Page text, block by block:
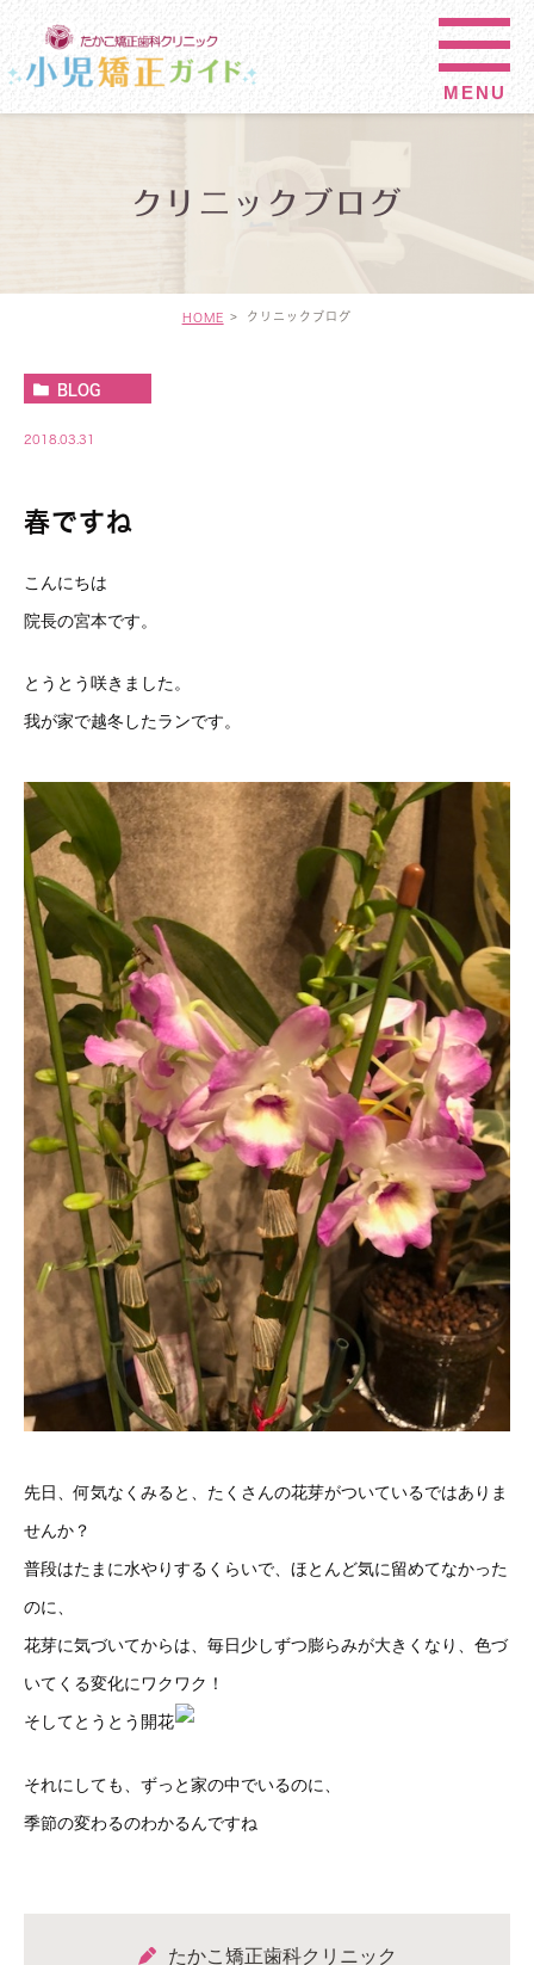
クリニックブログ
HOME クリニックブログ
BLOG
2018.03.31
春ですね
こんにちは
院長の宮本です。
とうとう咲きました。
我が家で越冬したランです。
先日、何気なくみると、たくさんの花芽がついているではありま
せんか？
普段はたまに水やりするくらいで、ほとんど気に留めてなかった
のに、
花芽に気づいてからは、毎日少しずつ膨らみが大きくなり、色づ
いてくる変化にワクワク！
そしてとうとう開花
それにしても、ずっと家の中でいるのに、
季節の変わるのわかるんですね
たかこ矯正歯科クリニック